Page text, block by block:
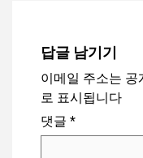
답글 남기기
이메일 주소는 공
로 표시됩니다
댓글 *